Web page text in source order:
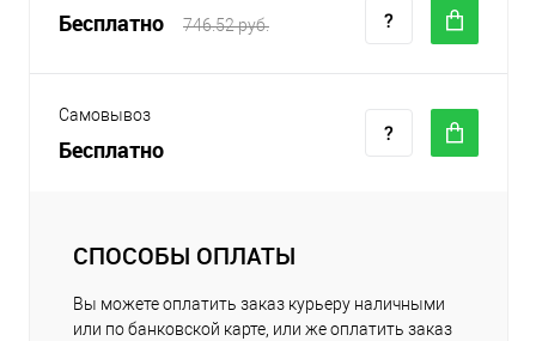
Бесплатно 746.52 руб.
Самовывоз
Бесплатно
СПОСОБЫ ОПЛАТЫ
Вы можете оплатить заказ курьеру наличными
или по банковской карте, или же оплатить заказ